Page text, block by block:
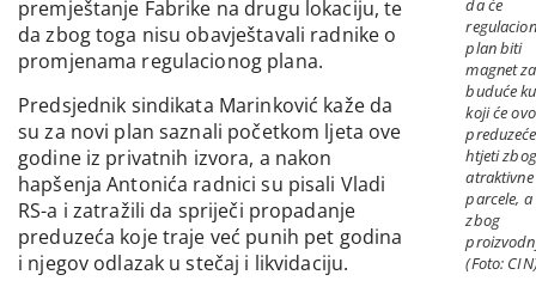
da će
plan biti
magnet za
buduće
koji će ovo
preduzeće
htjeti zbog
atraktivne
parcele, a
zbog
(Foto:
premještanje Fabrike na drugu lokaciju, te
da zbog toga nisu obavještavali radnike o
promjenama regulacionog plana.
Predsjednik sindikata Marinković kaže da
su za novi plan saznali početkom ljeta ove
godine iz privatnih izvora, a nakon
hapšenja Antonića radnici su pisali Vladi
RS-a i zatražili da spriječi propadanje
preduzeća koje traje već punih pet godina
i njegov odlazak u stečaj i likvidaciju.